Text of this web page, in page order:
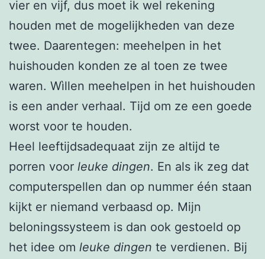
vier en vijf, dus moet ik wel rekening
houden met de mogelijkheden van deze
twee. Daarentegen: meehelpen in het
huishouden konden ze al toen ze twee
waren. Wìllen meehelpen in het huishouden
is een ander verhaal. Tijd om ze een goede
worst voor te houden.
Heel leeftijdsadequaat zijn ze altijd te
porren voor leuke dingen. En als ik zeg dat
computerspellen dan op nummer één staan
kijkt er niemand verbaasd op. Mijn
beloningssysteem is dan ook gestoeld op
het idee om leuke dingen te verdienen. Bij